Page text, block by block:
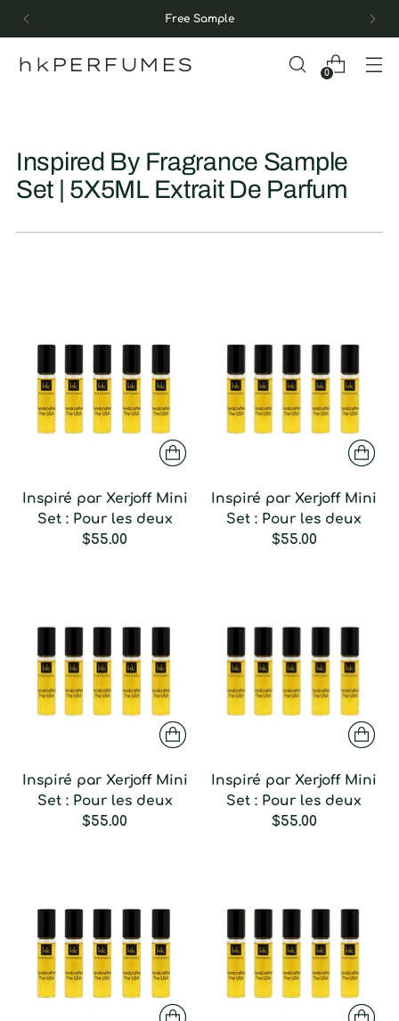
Free Sample
hkPERFUMES 0
Inspired By Fragrance Sample
Set | 5X5ML Extrait De Parfum
Inspiré par Xerjoff Mini
Set : Pour les deux
$55.00
Inspiré par Xerjoff Mini
Set : Pour les deux
$55.00
Inspiré par Xerjoff Mini
Set : Pour les deux
$55.00
Inspiré par Xerjoff Mini
Set : Pour les deux
$55.00